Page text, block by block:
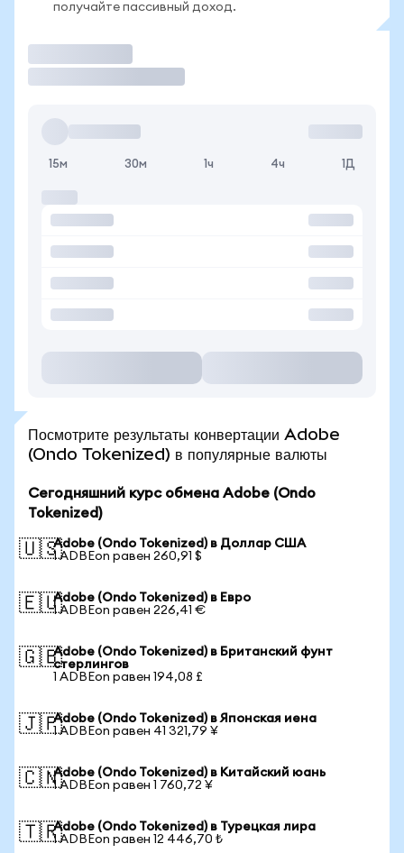
получайте пассивный доход.
15м 30м 1ч 4ч 1Д
Посмотрите результаты конвертации Adobe
(Ondo Tokenized) в популярные валюты
Сегодняшний курс обмена Adobe (Ondo
Tokenized)
🇺🇸Adobe (Ondo Tokenized) в Доллар США
1 ADBEon равен 260,91 $
🇪🇺Adobe (Ondo Tokenized) в Евро
1 ADBEon равен 226,41 €
🇬🇧Adobe (Ondo Tokenized) в Британский фунт
стерлингов
1 ADBEon равен 194,08 £
🇯🇵Adobe (Ondo Tokenized) в Японская иена
1 ADBEon равен 41 321,79 ¥
🇨🇳Adobe (Ondo Tokenized) в Китайский юань
1 ADBEon равен 1 760,72 ¥
🇹🇷Adobe (Ondo Tokenized) в Турецкая лира
1 ADBEon равен 12 446,70 ₺